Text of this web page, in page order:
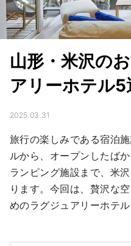
山形・米沢の
アリーホテル5
2025.03.31
旅行の楽しみである宿泊
ルから、オープンしたば
ランピング施設まで、米
ります。今回は、贅沢な
めのラグジュアリーホテル